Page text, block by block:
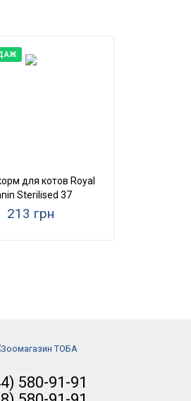
для котов Royal
Sterilised 37
213 грн
580-91-91